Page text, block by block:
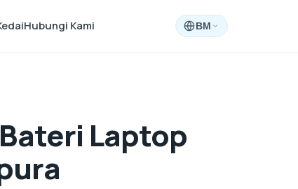
Hubungi Kami BM
Laptop